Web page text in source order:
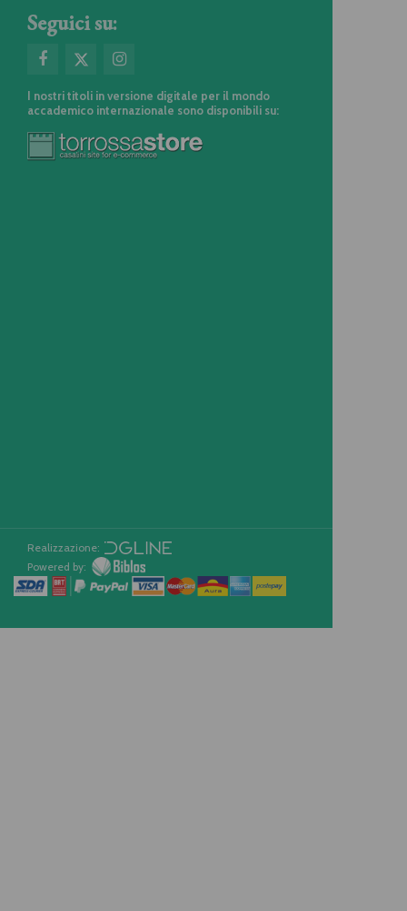
Seguici su:
I nostri titoli in versione digitale per il mondo
accademico internazionale sono disponibili su:
Realizzazione:
Powered by: